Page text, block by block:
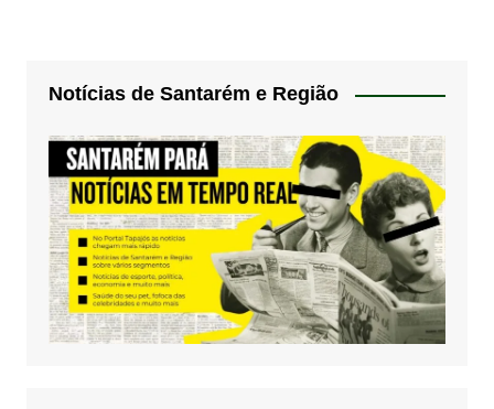
Notícias de Santarém e Região